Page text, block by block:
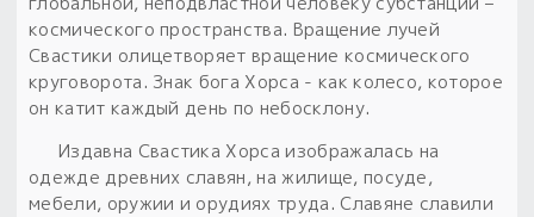
Расходные материалы
Готовые заговоры и обряды
Наборы для книг
Электронные книги
Приложение для гадания
30 вариантов раскладов по системе Рез Рода:
Магические наборы
Для алтаря
Расходные материалы
С чего начать?
Новые книги
в лавке!
космического пространства. Вращение лучей
Свастики олицетворяет вращение космического
круговорота. Знак бога Хорса - как колесо, которое
он катит каждый день по небосклону.
Издавна Свастика Хорса изображалась на
одежде древних славян, на жилище, посуде,
мебели, оружии и орудиях труда. Славяне славили